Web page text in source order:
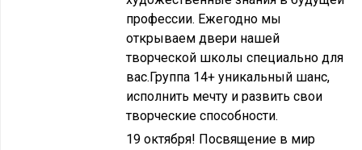
профессии. Ежегодно мы
открываем двери нашей
творческой школы специально для
вас.Группа 14+ уникальный шанс,
исполнить мечту и развить свои
творческие способности.
19 октября! Посвящение в мир